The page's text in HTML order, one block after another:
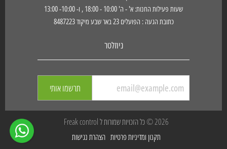
שעות פעילות החנות: א' - ה' 10:00 - 18:00 , ו- 10:00- 13:00
כתובת הגעה : הפועלים 23 באר שבע מיקוד 8487223
ניוזלטר
תרשמו אותי
2026 © כל הזכויות שמורות ל Freak control
תקנון ומדיניות פרטיות הצהרת נגישות